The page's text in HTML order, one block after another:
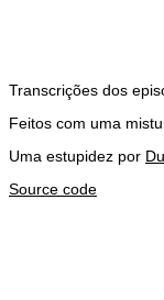
Transcrições dos
Feitos com uma
Uma estupidez por
Source code